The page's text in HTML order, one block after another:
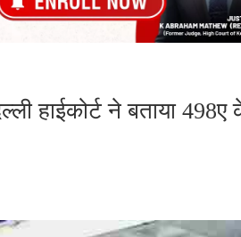
हाईकोर्ट ने बताया 498ए